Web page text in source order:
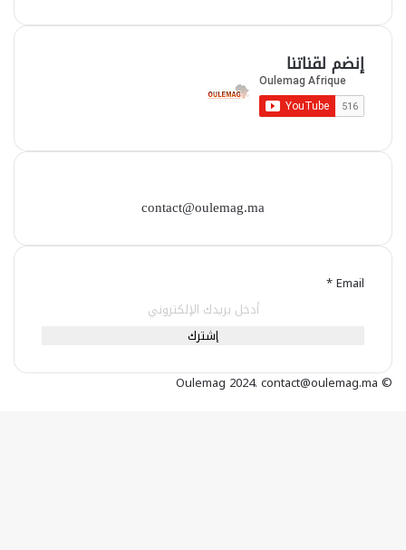
إنضم لقناتنا
contact@oulemag.ma
Email
*
إشترك
©
Oulemag 2024. contact@oulemag.ma